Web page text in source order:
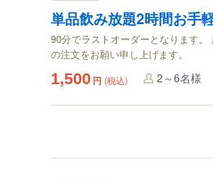
単品飲み放題2時間お手
90分でラストオーダーとなります
の注文をお願い申し上げます。
1,500 円 (税込) 2～6名様